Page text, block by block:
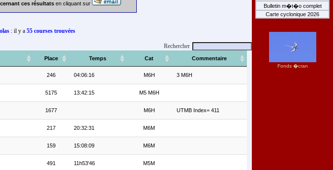
ces résultats en cliquant sur
: il y a 55 courses trouvées
Rechercher
Place Temps Cat Commentaire
246 04:06:16 M6H 3 M6H
5175 13:42:15 M5 M6H
1677 M6H UTMB Index= 411
217 20:32:31 M6M
159 15:08:09 M6M
491 11h53'46 M5M
Bulletin m�t�o complet
Carte cyclonique 2026
Fonds �cran